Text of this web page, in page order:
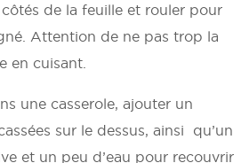
de la feuille et rouler pour
Attention de ne pas trop la
en cuisant.
une casserole, ajouter un
sur le dessus, ainsi qu’un
et un peu d’eau pour recouvrir